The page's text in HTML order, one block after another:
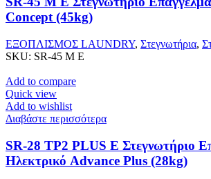
Concept (45kg)
ΕΞΟΠΛΙΣΜΟΣ LAUNDRY, Στεγνωτήρια,
SKU: SR-45 M E
Add to compare
Quick view
Add to wishlist
Διαβάστε περισσότερα
SR-28 TP2 PLUS E Στεγνωτήριο
Ηλεκτρικό Advance Plus (28kg)